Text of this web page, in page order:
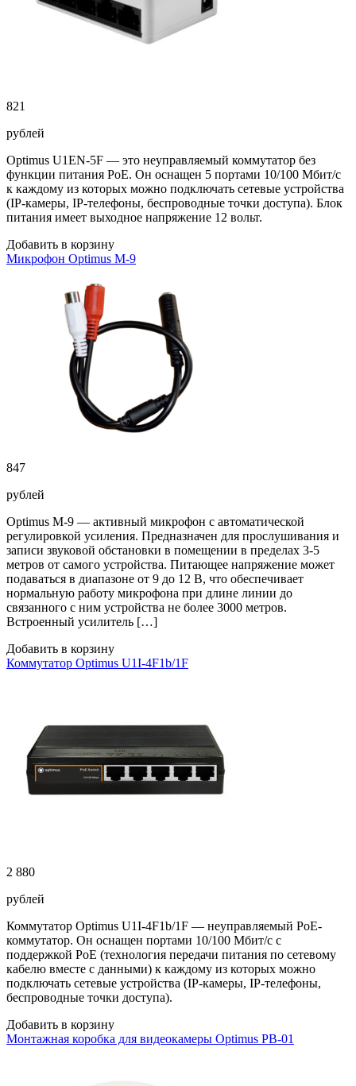
821
рублей
Optimus U1EN-5F — это неуправляемый коммутатор без
функции питания PoE. Он оснащен 5 портами 10/100 Мбит/с
к каждому из которых можно подключать сетевые устройства
(IP-камеры, IP-телефоны, беспроводные точки доступа). Блок
питания имеет выходное напряжение 12 вольт.
Добавить в корзину
Микрофон Optimus M-9
847
рублей
Optimus M-9 — активный микрофон с автоматической
регулировкой усиления. Предназначен для прослушивания и
записи звуковой обстановки в помещении в пределах 3-5
метров от самого устройства. Питающее напряжение может
подаваться в диапазоне от 9 до 12 В, что обеспечивает
нормальную работу микрофона при длине линии до
связанного с ним устройства не более 3000 метров.
Встроенный усилитель […]
Добавить в корзину
Коммутатор Optimus U1I-4F1b/1F
2 880
рублей
Коммутатор Optimus U1I-4F1b/1F — неуправляемый PoE-
коммутатор. Он оснащен портами 10/100 Мбит/с с
поддержкой PoE (технология передачи питания по сетевому
кабелю вместе с данными) к каждому из которых можно
подключать сетевые устройства (IP-камеры, IP-телефоны,
беспроводные точки доступа).
Добавить в корзину
Монтажная коробка для видеокамеры Optimus PB-01